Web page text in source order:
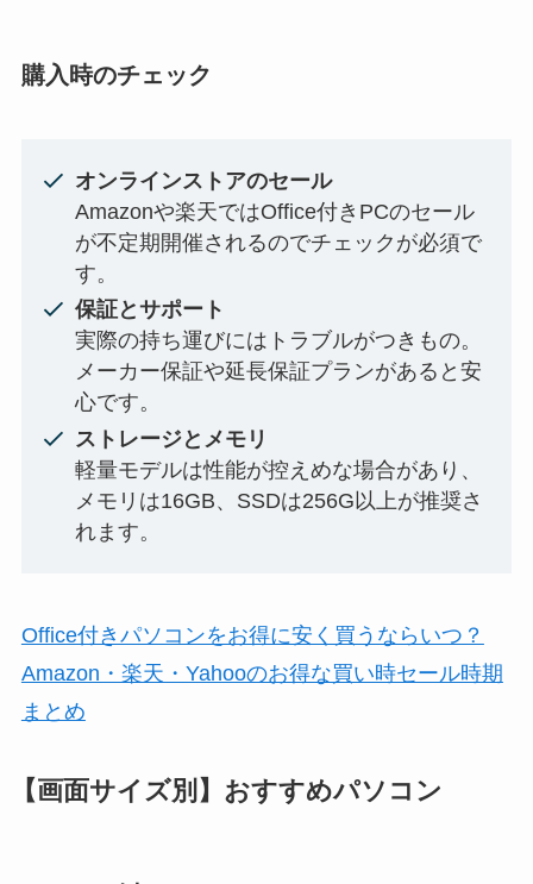
購入時のチェック
オンラインストアのセール
Amazonや楽天ではOffice付きPCのセール
が不定期開催されるのでチェックが必須で
す。
保証とサポート
実際の持ち運びにはトラブルがつきもの。
メーカー保証や延長保証プランがあると安
心です。
ストレージとメモリ
軽量モデルは性能が控えめな場合があり、
メモリは16GB、SSDは256G以上が推奨さ
れます。
Office付きパソコンをお得に安く買うならいつ？
Amazon・楽天・Yahooのお得な買い時セール時期
まとめ
【画面サイズ別】おすすめパソコン